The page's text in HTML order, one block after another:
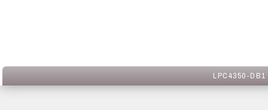
LPC4350-